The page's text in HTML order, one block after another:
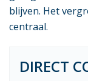
blijven. Het
centraal.
DIRECT